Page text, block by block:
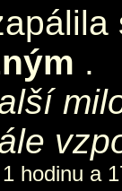
.
hodinu a